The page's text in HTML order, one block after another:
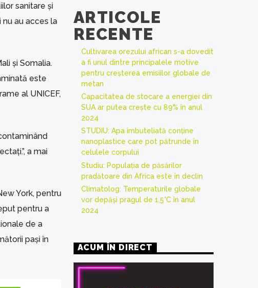
sanitare și
au acces la
și Somalia.
este
al UNICEF,
a mai
York, pentru
pentru a
de a
pași în
ARTICOLE
RECENTE
Cultivarea orezului african s-a dovedit
a fi unul dintre principalele motive
pentru creșterea emisiilor globale de
metan
Capacitatea de stocare a energiei din
SUA ar putea crește cu 89% în anul
2024
STUDIU: Apa îmbuteliată conține
nanoplastice care pot pătrunde în
celulele corpului
Studiu: Populația de păsărilor
pradătoare din Africa este în declin
Climatolog: Temperaturile globale
vor depăși pragul de 1,5°C în anul
2024
ACUM ÎN DIRECT